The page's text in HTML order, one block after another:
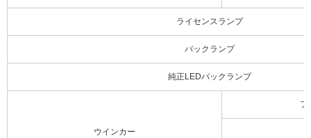
ライセンスランプ
バックランプ
純正LEDバックランプ
ウインカー
フ